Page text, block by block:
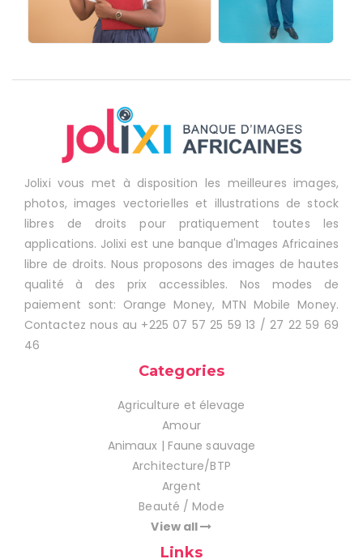
Jolixi vous met à disposition les meilleures images,
photos, images vectorielles et illustrations de stock
libres de droits pour pratiquement toutes les
applications. Jolixi est une banque d'Images Africaines
libre de droits. Nous proposons des images de hautes
qualité à des prix accessibles. Nos modes de
paiement sont: Orange Money, MTN Mobile Money.
Contactez nous au +225 07 57 25 59 13 / 27 22 59 69
46
Categories
Agriculture et élevage
Amour
Animaux | Faune sauvage
Architecture/BTP
Argent
Beauté / Mode
View all
Links